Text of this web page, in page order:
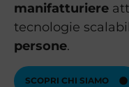
manifatturiere
tecnologie
persone.
SCOPRI CHI SIAMO